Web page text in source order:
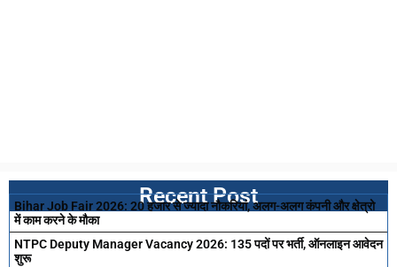
Recent Post
Bihar Job Fair 2026: 20 हजार से ज्यादा नौकरियां, अलग-अलग कंपनी और क्षेत्रो
में काम करने के मौका
NTPC Deputy Manager Vacancy 2026: 135 पदों पर भर्ती, ऑनलाइन आवेदन
शुरू